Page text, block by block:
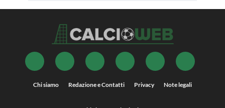
Chi siamo Redazione e Contatti Privacy Note legali